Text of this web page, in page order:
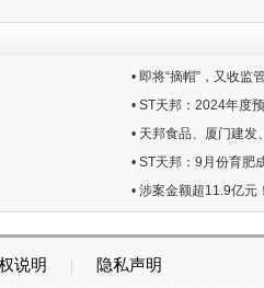
• 即将“摘帽”，又收监
• ST天邦：2024年度
• 天邦食品、厦门建发
• ST天邦：9月份育肥
• 涉案金额超11.9亿元
说明 隐私声明